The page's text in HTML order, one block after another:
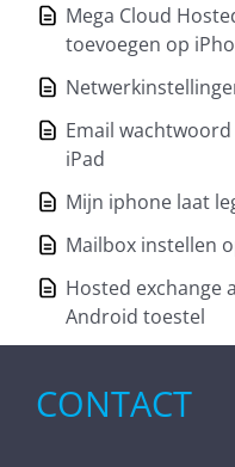
Mega Cloud
toevoegen op
Email
iPad
Mijn iphone laat
Mailbox instellen
Hosted exchange
Android toestel
CONTACT